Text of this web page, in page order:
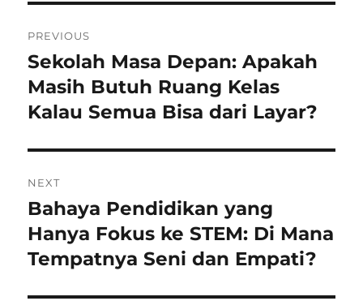
pos
PREVIOUS
Previous
post:
Sekolah Masa Depan: Apakah
Masih Butuh Ruang Kelas
Kalau Semua Bisa dari Layar?
NEXT
Next
post:
Bahaya Pendidikan yang
Hanya Fokus ke STEM: Di Mana
Tempatnya Seni dan Empati?